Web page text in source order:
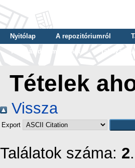
Nyitólap A repozitóriumról
Tallózás dátum szerint
Tallózás
Tételek
Vissza
Export
Találatok száma: 2.